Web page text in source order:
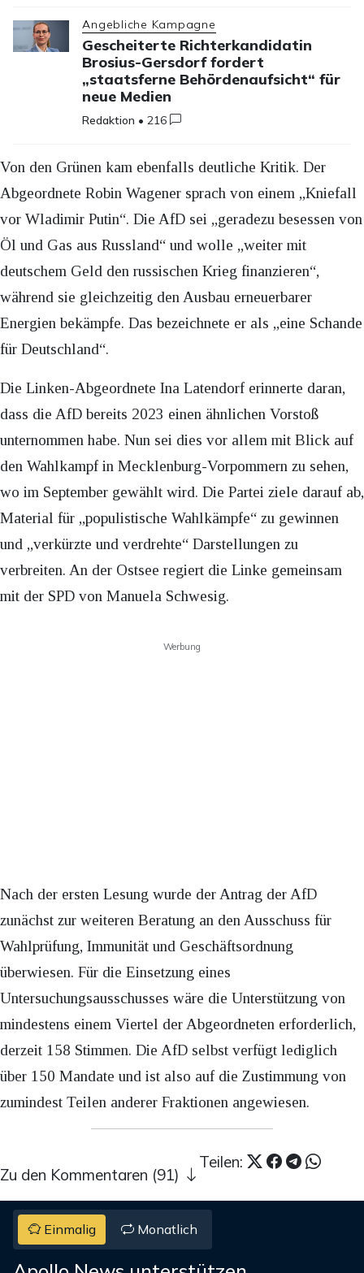
Angebliche Kampagne
Gescheiterte Richterkandidatin
Brosius-Gersdorf fordert
„staatsferne Behördenaufsicht“ für
neue Medien
Redaktion •216
Von den Grünen kam ebenfalls deutliche Kritik. Der
Abgeordnete Robin Wagener sprach von einem „Kniefall
vor Wladimir Putin“. Die AfD sei „geradezu besessen von
Öl und Gas aus Russland“ und wolle „weiter mit
deutschem Geld den russischen Krieg finanzieren“,
während sie gleichzeitig den Ausbau erneuerbarer
Energien bekämpfe. Das bezeichnete er als „eine Schande
für Deutschland“.
Die Linken-Abgeordnete Ina Latendorf erinnerte daran,
dass die AfD bereits 2023 einen ähnlichen Vorstoß
unternommen habe. Nun sei dies vor allem mit Blick auf
den Wahlkampf in Mecklenburg-Vorpommern zu sehen,
wo im September gewählt wird. Die Partei ziele darauf ab,
Material für „populistische Wahlkämpfe“ zu gewinnen
und „verkürzte und verdrehte“ Darstellungen zu
verbreiten. An der Ostsee regiert die Linke gemeinsam
mit der SPD von Manuela Schwesig.
Werbung
Nach der ersten Lesung wurde der Antrag der AfD
zunächst zur weiteren Beratung an den Ausschuss für
Wahlprüfung, Immunität und Geschäftsordnung
überwiesen. Für die Einsetzung eines
Untersuchungsausschusses wäre die Unterstützung von
mindestens einem Viertel der Abgeordneten erforderlich,
derzeit 158 Stimmen. Die AfD selbst verfügt lediglich
über 150 Mandate und ist also auf die Zustimmung von
zumindest Teilen anderer Fraktionen angewiesen.
Teilen:
Zu den Kommentaren (91)
Einmalig Monatlich